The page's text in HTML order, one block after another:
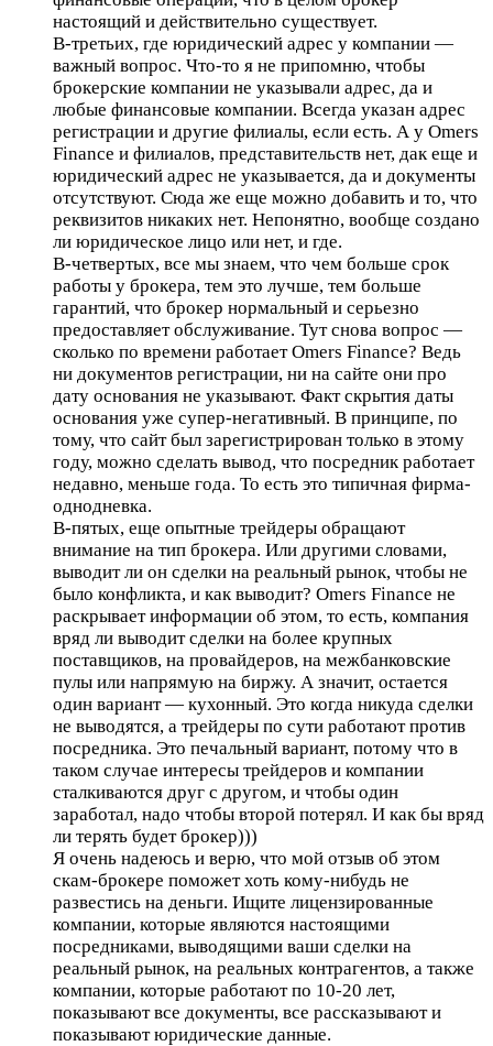
настоящий и действительно существует.
В-третьих, где юридический адрес у компании —
важный вопрос. Что-то я не припомню, чтобы
брокерские компании не указывали адрес, да и
любые финансовые компании. Всегда указан адрес
регистрации и другие филиалы, если есть. А у Omers
Finance и филиалов, представительств нет, дак еще и
юридический адрес не указывается, да и документы
отсутствуют. Сюда же еще можно добавить и то, что
реквизитов никаких нет. Непонятно, вообще создано
ли юридическое лицо или нет, и где.
В-четвертых, все мы знаем, что чем больше срок
работы у брокера, тем это лучше, тем больше
гарантий, что брокер нормальный и серьезно
предоставляет обслуживание. Тут снова вопрос —
сколько по времени работает Omers Finance? Ведь
ни документов регистрации, ни на сайте они про
дату основания не указывают. Факт скрытия даты
основания уже супер-негативный. В принципе, по
тому, что сайт был зарегистрирован только в этому
году, можно сделать вывод, что посредник работает
недавно, меньше года. То есть это типичная фирма-
однодневка.
В-пятых, еще опытные трейдеры обращают
внимание на тип брокера. Или другими словами,
выводит ли он сделки на реальный рынок, чтобы не
было конфликта, и как выводит? Omers Finance не
раскрывает информации об этом, то есть, компания
вряд ли выводит сделки на более крупных
поставщиков, на провайдеров, на межбанковские
пулы или напрямую на биржу. А значит, остается
один вариант — кухонный. Это когда никуда сделки
не выводятся, а трейдеры по сути работают против
посредника. Это печальный вариант, потому что в
таком случае интересы трейдеров и компании
сталкиваются друг с другом, и чтобы один
заработал, надо чтобы второй потерял. И как бы вряд
ли терять будет брокер)))
Я очень надеюсь и верю, что мой отзыв об этом
скам-брокере поможет хоть кому-нибудь не
развестись на деньги. Ищите лицензированные
компании, которые являются настоящими
посредниками, выводящими ваши сделки на
реальный рынок, на реальных контрагентов, а также
компании, которые работают по 10-20 лет,
показывают все документы, все рассказывают и
показывают юридические данные.